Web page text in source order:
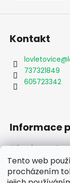
Tento web
procházením
Kontakt
lovletovice@
737321849
605723342
Informace
Jak nakupovat
Obchodní
Podmínky